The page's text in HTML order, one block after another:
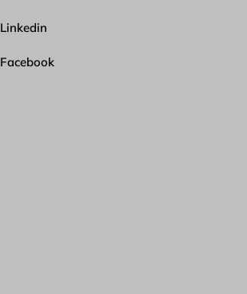
Linkedin
Facebook